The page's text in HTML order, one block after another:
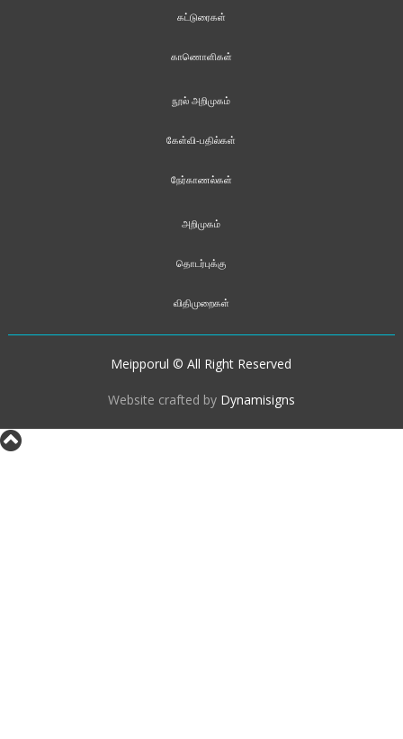
கட்டுரைகள்
காணொளிகள்
நூல் அறிமுகம்
கேள்வி-பதில்கள்
நேர்காணல்கள்
அறிமுகம்
தொடர்புக்கு
விதிமுறைகள்
Meipporul © All Right Reserved
Website crafted by Dynamisigns